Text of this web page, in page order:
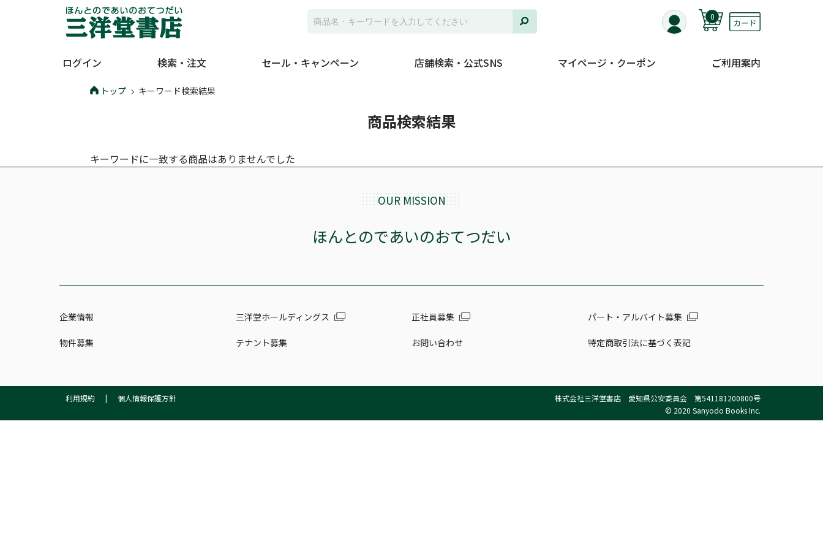
0
ログイン 検索・注文 セール・キャンペーン 店舗検索・公式SNS マイページ・クーポン ご利用案内
トップ キーワード検索結果
商品検索結果
キーワードに一致する商品はありませんでした
OUR MISSION
ほんとのであいのおてつだい
企業情報 三洋堂ホールディングス 正社員募集 パート・アルバイト募集
物件募集 テナント募集 お問い合わせ 特定商取引法に基づく表記
利用規約 | 個人情報保護方針
株式会社三洋堂書店 愛知県公安委員会 第541181200800号
© 2020 Sanyodo Books Inc.